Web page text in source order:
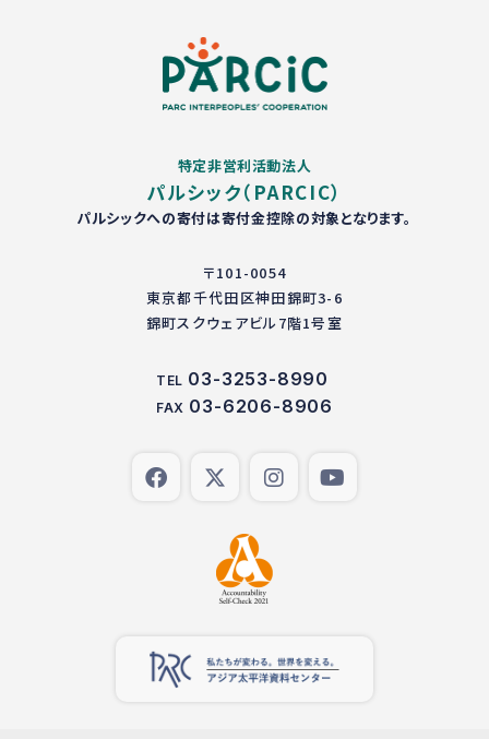
特定非営利活動法人
パルシック（PARCIC）
パルシックへの寄付は寄付金控除の対象となります。
〒101-0054
東京都千代田区神田錦町3-6
錦町スクウェアビル7階1号室
TEL 03-3253-8990
FAX 03-6206-8906